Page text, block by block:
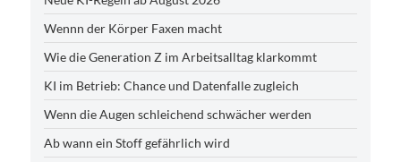
Wennn der Körper Faxen macht
Wie die Generation Z im Arbeitsalltag klarkommt
KI im Betrieb: Chance und Datenfalle zugleich
Wenn die Augen schleichend schwächer werden
Ab wann ein Stoff gefährlich wird